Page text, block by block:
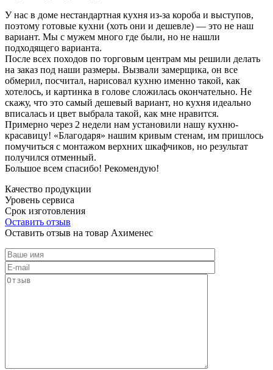
У нас в доме нестандартная кухня из-за короба и выступов,
поэтому готовые кухни (хоть они и дешевле) — это не наш
вариант. Мы с мужем много где были, но не нашли
подходящего варианта.
После всех походов по торговым центрам мы решили делать
на заказ под наши размеры. Вызвали замерщика, он все
обмерил, посчитал, нарисовал кухню именно такой, как
хотелось, и картинка в голове сложилась окончательно. Не
скажу, что это самый дешевый вариант, но кухня идеально
вписалась и цвет выбрала такой, как мне нравится.
Примерно через 2 недели нам установили нашу кухню-
красавицу! «Благодаря» нашим кривым стенам, им пришлось
помучиться с монтажом верхних шкафчиков, но результат
получился отменный.
Большое всем спасибо! Рекомендую!
Качество продукции
Уровень сервиса
Срок изготовления
Оставить отзыв
Оставить отзыв на товар Ахименес